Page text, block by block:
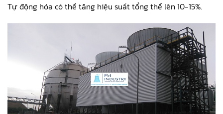
Tự động hóa có thể tăng hiệu suất tổng thể lên 10-15%.